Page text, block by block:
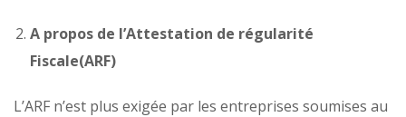
A propos de l’Attestation de régularité
Fiscale(ARF)
L’ARF n’est plus exigée par les entreprises soumises au